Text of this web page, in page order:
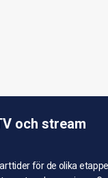
och stream
för de olika